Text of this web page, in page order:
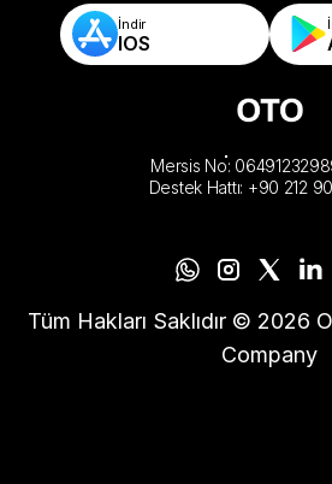
İndir
IOS
Mersis No:
Destek Hattı: +90 212
Tüm Hakları Saklıdır © 2026
Company